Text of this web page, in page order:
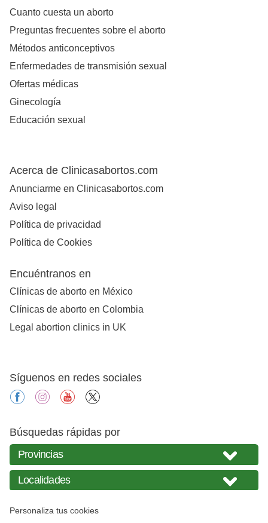
Cuanto cuesta un aborto
Preguntas frecuentes sobre el aborto
Métodos anticonceptivos
Enfermedades de transmisión sexual
Ofertas médicas
Ginecología
Educación sexual
Acerca de Clinicasabortos.com
Anunciarme en Clinicasabortos.com
Aviso legal
Política de privacidad
Política de Cookies
Encuéntranos en
Clínicas de aborto en México
Clínicas de aborto en Colombia
Legal abortion clinics in UK
Síguenos en redes sociales
facebookinstagramyoutube
Búsquedas rápidas por
Personaliza tus cookies